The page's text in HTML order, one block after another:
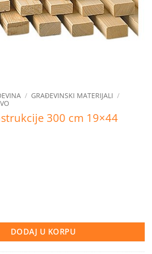
/ GRAĐEVINSKI MATERIJALI /
300 cm 19×44
300 cm 19x44 količina
DODAJ U KORPU